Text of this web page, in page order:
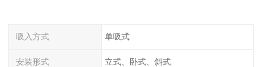
吸入方式 单吸式
安装形式 立式、卧式、斜式